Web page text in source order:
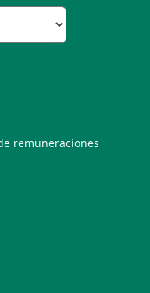
remuneraciones